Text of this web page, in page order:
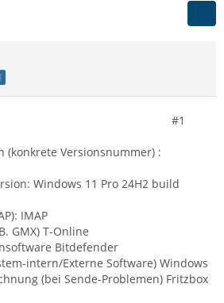
#1
(konkrete Versionsnummer) :
Windows 11 Pro 24H2 build
IMAP
GMX) T-Online
Bitdefender
intern/Externe Software) Windows
(bei Sende-Problemen) Fritzbox